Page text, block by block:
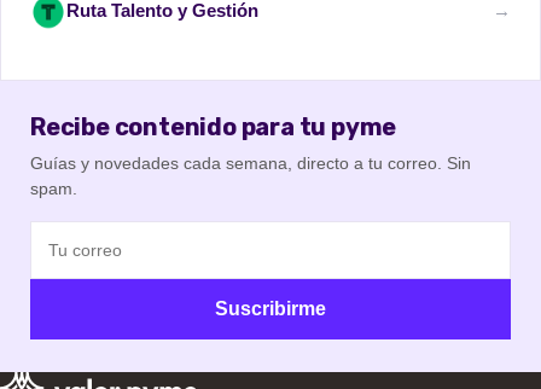
Ruta Talento y Gestión →
Recibe contenido para tu pyme
Guías y novedades cada semana, directo a tu correo. Sin
spam.
Suscribirme